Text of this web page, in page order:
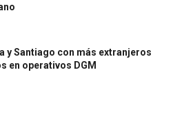
y Santiago con más extranjeros
en operativos DGM